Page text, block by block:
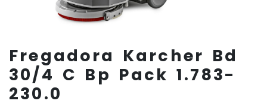
Fregadora Karcher Bd
30/4 C Bp Pack 1.783-
230.0